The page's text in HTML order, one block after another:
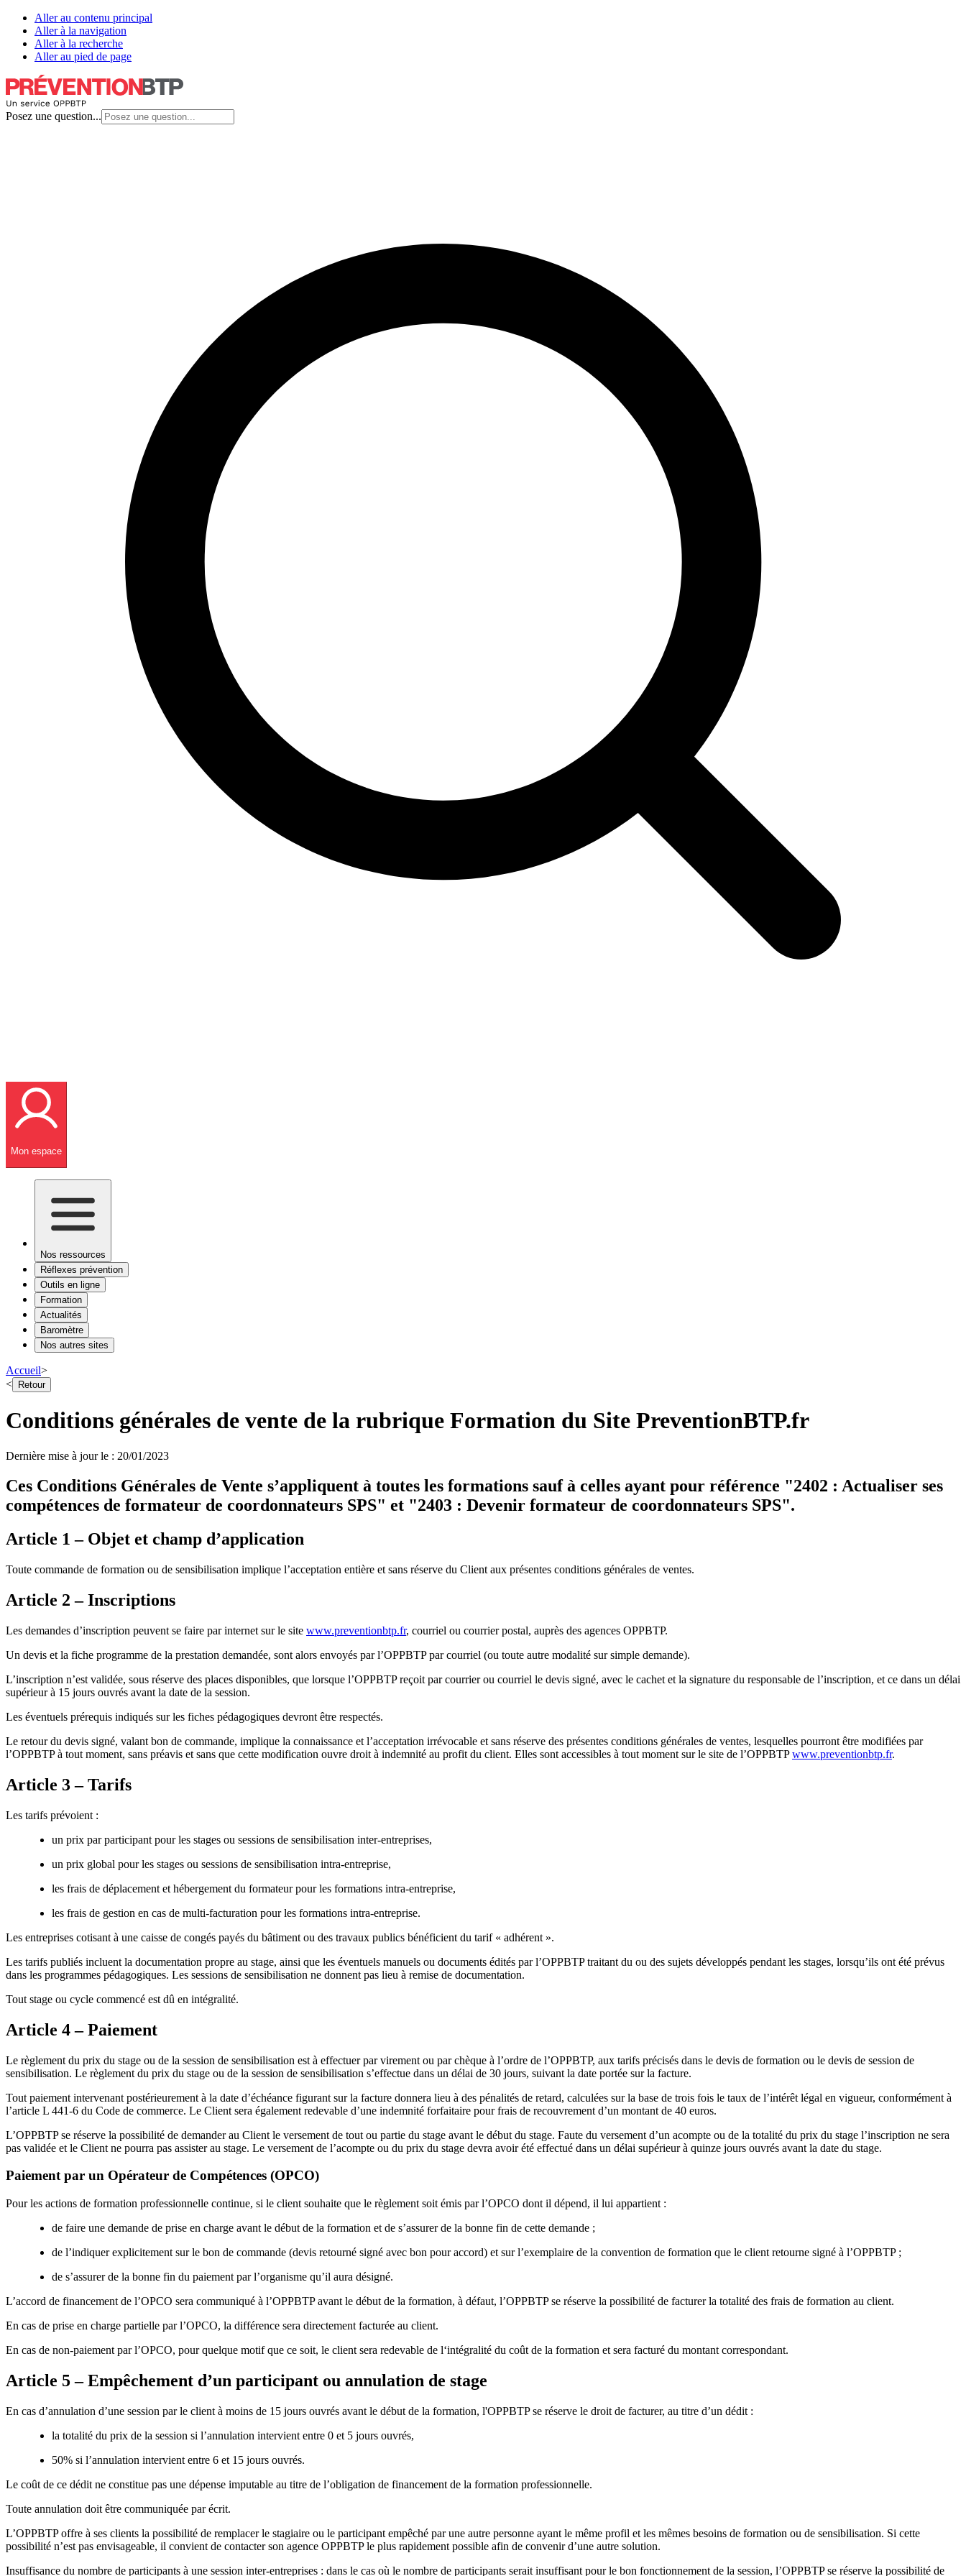
Aller au contenu principal
Aller à la navigation
Aller à la recherche
Aller au pied de page
Posez une question...
Mon espace
Nos ressources
Réflexes prévention
Outils en ligne
Formation
Actualités
Baromètre
Nos autres sites
Accueil>
< Retour
Conditions générales de vente de la rubrique Formation du Site PreventionBTP.fr
Dernière mise à jour le : 20/01/2023
Ces Conditions Générales de Vente s’appliquent à toutes les formations sauf à celles ayant pour référence "2402 : Actualiser ses
compétences de formateur de coordonnateurs SPS" et "2403 : Devenir formateur de coordonnateurs SPS".
Article 1 – Objet et champ d’application
Toute commande de formation ou de sensibilisation implique l’acceptation entière et sans réserve du Client aux présentes conditions générales de ventes.
Article 2 – Inscriptions
Les demandes d’inscription peuvent se faire par internet sur le site www.preventionbtp.fr, courriel ou courrier postal, auprès des agences OPPBTP.
Un devis et la fiche programme de la prestation demandée, sont alors envoyés par l’OPPBTP par courriel (ou toute autre modalité sur simple demande).
L’inscription n’est validée, sous réserve des places disponibles, que lorsque l’OPPBTP reçoit par courrier ou courriel le devis signé, avec le cachet et la signature du responsable de l’inscription, et ce dans un délai
supérieur à 15 jours ouvrés avant la date de la session.
Les éventuels prérequis indiqués sur les fiches pédagogiques devront être respectés.
Le retour du devis signé, valant bon de commande, implique la connaissance et l’acceptation irrévocable et sans réserve des présentes conditions générales de ventes, lesquelles pourront être modifiées par
l’OPPBTP à tout moment, sans préavis et sans que cette modification ouvre droit à indemnité au profit du client. Elles sont accessibles à tout moment sur le site de l’OPPBTPwww.preventionbtp.fr.
Article 3 – Tarifs
Les tarifs prévoient :
un prix par participant pour les stages ou sessions de sensibilisation inter-entreprises,
un prix global pour les stages ou sessions de sensibilisation intra-entreprise,
les frais de déplacement et hébergement du formateur pour les formations intra-entreprise,
les frais de gestion en cas de multi-facturation pour les formations intra-entreprise.
Les entreprises cotisant à une caisse de congés payés du bâtiment ou des travaux publics bénéficient du tarif « adhérent ».
Les tarifs publiés incluent la documentation propre au stage, ainsi que les éventuels manuels ou documents édités par l’OPPBTP traitant du ou des sujets développés pendant les stages, lorsqu’ils ont été prévus
dans les programmes pédagogiques. Les sessions de sensibilisation ne donnent pas lieu à remise de documentation.
Tout stage ou cycle commencé est dû en intégralité.
Article 4 – Paiement
Le règlement du prix du stage ou de la session de sensibilisation est à effectuer par virement ou par chèque à l’ordre de l’OPPBTP, aux tarifs précisés dans le devis de formation ou le devis de session de
sensibilisation. Le règlement du prix du stage ou de la session de sensibilisation s’effectue dans un délai de 30 jours, suivant la date portée sur la facture.
Tout paiement intervenant postérieurement à la date d’échéance figurant sur la facture donnera lieu à des pénalités de retard, calculées sur la base de trois fois le taux de l’intérêt légal en vigueur, conformément à
l’article L 441-6 du Code de commerce. Le Client sera également redevable d’une indemnité forfaitaire pour frais de recouvrement d’un montant de 40 euros.
L’OPPBTP se réserve la possibilité de demander au Client le versement de tout ou partie du stage avant le début du stage. Faute du versement d’un acompte ou de la totalité du prix du stage l’inscription ne sera
pas validée et le Client ne pourra pas assister au stage. Le versement de l’acompte ou du prix du stage devra avoir été effectué dans un délai supérieur à quinze jours ouvrés avant la date du stage.
Paiement par un Opérateur de Compétences (OPCO)
Pour les actions de formation professionnelle continue, si le client souhaite que le règlement soit émis par l’OPCO dont il dépend, il lui appartient :
de faire une demande de prise en charge avant le début de la formation et de s’assurer de la bonne fin de cette demande ;
de l’indiquer explicitement sur le bon de commande (devis retourné signé avec bon pour accord) et sur l’exemplaire de la convention de formation que le client retourne signé à l’OPPBTP ;
de s’assurer de la bonne fin du paiement par l’organisme qu’il aura désigné.
L’accord de financement de l’OPCO sera communiqué à l’OPPBTP avant le début de la formation, à défaut, l’OPPBTP se réserve la possibilité de facturer la totalité des frais de formation au client.
En cas de prise en charge partielle par l’OPCO, la différence sera directement facturée au client.
En cas de non-paiement par l’OPCO, pour quelque motif que ce soit, le client sera redevable de l‘intégralité du coût de la formation et sera facturé du montant correspondant.
Article 5 – Empêchement d’un participant ou annulation de stage
En cas d’annulation d’une session par le client à moins de 15 jours ouvrés avant le début de la formation, l'OPPBTP se réserve le droit de facturer, au titre d’un dédit :
la totalité du prix de la session si l’annulation intervient entre 0 et 5 jours ouvrés,
50% si l’annulation intervient entre 6 et 15 jours ouvrés.
Le coût de ce dédit ne constitue pas une dépense imputable au titre de l’obligation de financement de la formation professionnelle.
Toute annulation doit être communiquée par écrit.
L’OPPBTP offre à ses clients la possibilité de remplacer le stagiaire ou le participant empêché par une autre personne ayant le même profil et les mêmes besoins de formation ou de sensibilisation. Si cette
possibilité n’est pas envisageable, il convient de contacter son agence OPPBTP le plus rapidement possible afin de convenir d’une autre solution.
Insuffisance du nombre de participants à une session inter-entreprises : dans le cas où le nombre de participants serait insuffisant pour le bon fonctionnement de la session, l’OPPBTP se réserve la possibilité de